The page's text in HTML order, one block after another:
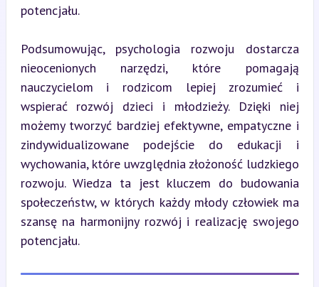
potencjału.
Podsumowując, psychologia rozwoju dostarcza
nieocenionych narzędzi, które pomagają
nauczycielom i rodzicom lepiej zrozumieć i
wspierać rozwój dzieci i młodzieży. Dzięki niej
możemy tworzyć bardziej efektywne, empatyczne i
zindywidualizowane podejście do edukacji i
wychowania, które uwzględnia złożoność ludzkiego
rozwoju. Wiedza ta jest kluczem do budowania
społeczeństw, w których każdy młody człowiek ma
szansę na harmonijny rozwój i realizację swojego
potencjału.